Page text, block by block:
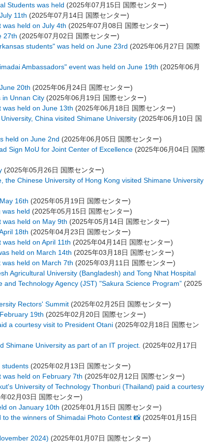
Students was held (2025年07月15日 国際センター)
11th (2025年07月14日 国際センター)
held on July 4th (2025年07月08日 国際センター)
27th (2025年07月02日 国際センター)
students" was held on June 23rd (2025年06月27日 国際
Ambassadors" event was held on June 19th (2025年06月
20th (2025年06月24日 国際センター)
in Unnan City(2025年06月19日 国際センター)
held on June 13th (2025年06月18日 国際センター)
China visited Shimane University(2025年06月10日 国
held on June 2nd (2025年06月05日 国際センター)
Sign MoU for Joint Center of Excellence(2025年06月04日 国際
(2025年05月26日 国際センター)
the Chinese University of Hong Kong visited Shimane University
16th (2025年05月19日 国際センター)
was held (2025年05月15日 国際センター)
held on May 9th (2025年05月14日 国際センター)
18th (2025年04月23日 国際センター)
held on April 11th (2025年04月14日 国際センター)
held on March 14th (2025年03月18日 国際センター)
held on March 7th (2025年03月11日 国際センター)
Agricultural University (Bangladesh) and Tong Nhat Hospital
Technology Agency (JST) "Sakura Science Program”(2025
Rectors' Summit(2025年02月25日 国際センター)
19th (2025年02月20日 国際センター)
a courtesy visit to President Otani (2025年02月18日 国際セン
Shimane University as part of an IT project. (2025年02月17日
students (2025年02月13日 国際センター)
held on February 7th (2025年02月12日 国際センター)
University of Technology Thonburi (Thailand) paid a courtesy
02月03日 国際センター)
on January 10th (2025年01月15日 国際センター)
the winners of Shimadai Photo Contest 📸(2025年01月15日
2024) (2025年01月07日 国際センター)